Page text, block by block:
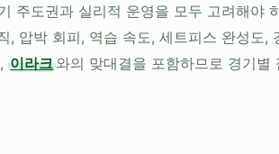
주도권과 실리적 운영을 모두 고려해야
, 압박 회피, 역습 속도, 세트피스 완성도
, 이라크와의 맞대결을 포함하므로 경기별